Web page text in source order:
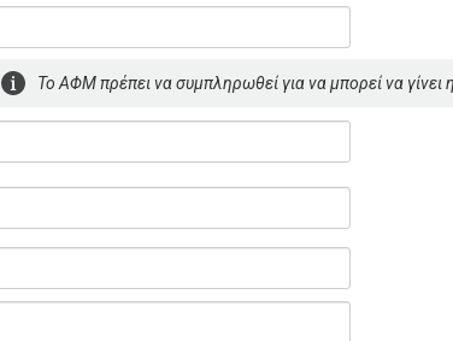
To ΑΦΜ πρέπει να συμπληρωθεί για να μπορεί να γίνει